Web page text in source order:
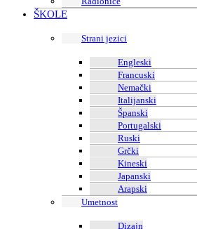
ŠKOLE
Strani jezici
Engleski
Francuski
Nemački
Italijanski
Španski
Portugalski
Ruski
Grčki
Kineski
Japanski
Arapski
Umetnost
Dizajn